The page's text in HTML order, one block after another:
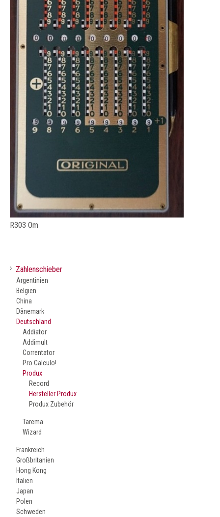
R303 Om
› Zahlenschieber
Argentinien
Belgien
China
Dänemark
Deutschland
Addiator
Addimult
Correntator
Pro Calculo!
Produx
Record
Hersteller Produx
Produx Zubehör
Tarema
Wizard
Frankreich
Großbritanien
Hong Kong
Italien
Japan
Polen
Schweden